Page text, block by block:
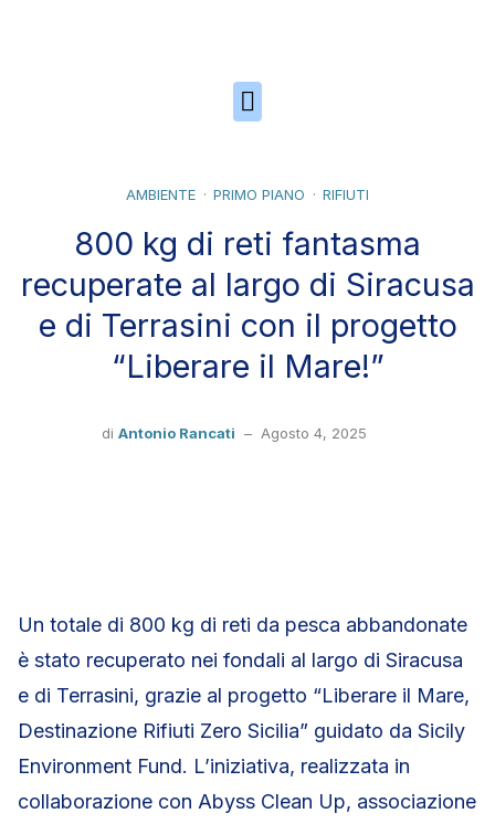
AMBIENTE PRIMO PIANO RIFIUTI
800 kg di reti fantasma
recuperate al largo di Siracusa
e di Terrasini con il progetto
“Liberare il Mare!”
di Antonio Rancati – Agosto 4, 2025
Un totale di 800 kg di reti da pesca abbandonate
è stato recuperato nei fondali al largo di Siracusa
e di Terrasini, grazie al progetto “Liberare il Mare,
Destinazione Rifiuti Zero Sicilia” guidato da Sicily
Environment Fund. L’iniziativa, realizzata in
collaborazione con Abyss Clean Up, associazione